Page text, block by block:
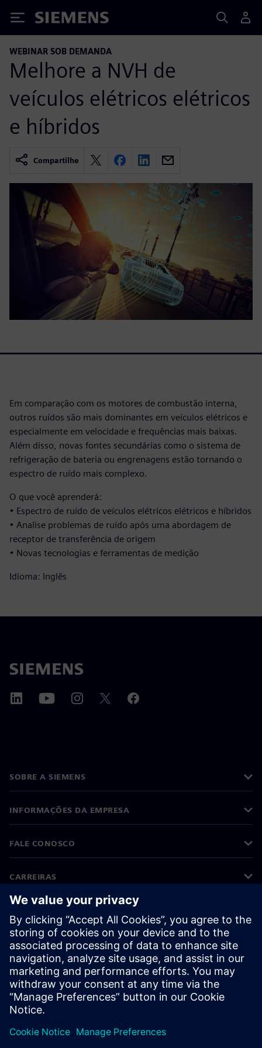
Siemens
WEBINAR SOB DEMANDA
Melhore a NVH de
veículos elétricos elétricos
e híbridos
Compartilhe
Em comparação com os motores de combustão interna,
outros ruídos são mais dominantes em veículos elétricos e
especialmente em velocidade e frequências mais baixas.
Além disso, novas fontes secundárias como o sistema de
refrigeração de bateria ou engrenagens estão tornando o
espectro de ruído mais complexo.
O que você aprenderá:
• Espectro de ruído de veículos elétricos elétricos e híbridos
• Analise problemas de ruído após uma abordagem de
receptor de transferência de origem
• Novas tecnologias e ferramentas de medição
Idioma: Inglês
SOBRE A SIEMENS
INFORMAÇÕES DA EMPRESA
FALE CONOSCO
CARREIRAS
©Siemens 2026
Informações corporativas
Aviso de privacidade
Aviso de cookies
Termos de uso